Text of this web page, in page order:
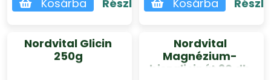
Kosárba Részletek Kosárba
Nordvital Glicin
250g
Nordvital
Magnézium-
biszglicinát 30 db